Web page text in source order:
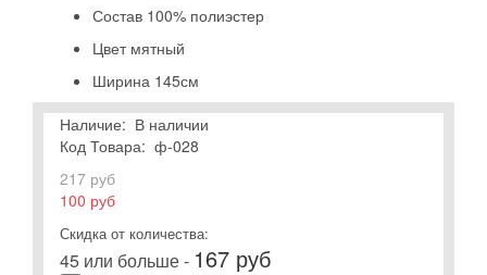
Состав 100% полиэстер
Цвет мятный
Ширина 145см
Наличие: В наличии
Код Товара: ф-028
217 руб
100 руб
Скидка от количества:
45 или больше - 167 руб